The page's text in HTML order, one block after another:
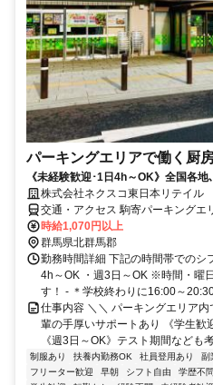
パーキングエリアで働く厨
《未経験歓迎･1日4h～OK》全国各地
株式会社ネクスコ東日本リテイル
交通・アクセス 駒寄パーキングエ
時給1,070円以上
群馬県北群馬郡
勤務時間詳細 下記の時間帯でのシ
4h～OK ・週3日～OK ※時間・曜
す！ - ＊学校終わりに16:00～20:30
仕事内容 ＼＼ パーキングエリア
輩の手厚いサポートあり 《学生歓
《週3日～OK》テスト期間なども
制服あり 扶養内勤務OK 社員登用あり 副
フリーター歓迎
早朝 シフト自由 学歴不問